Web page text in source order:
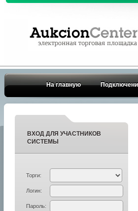
На главную
ВХОД ДЛЯ УЧАСТНИКОВ
СИСТЕМЫ
Торги:
Логин:
Пароль: